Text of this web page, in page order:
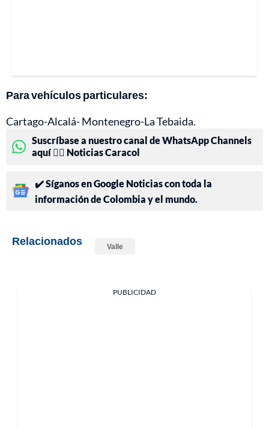
Para vehículos particulares:
Cartago-Alcalá- Montenegro-La Tebaida.
Suscríbase a nuestro canal de WhatsApp Channels
aquí 👉🏻 Noticias Caracol
✔️ Síganos en Google Noticias con toda la
información de Colombia y el mundo.
Relacionados Valle
PUBLICIDAD